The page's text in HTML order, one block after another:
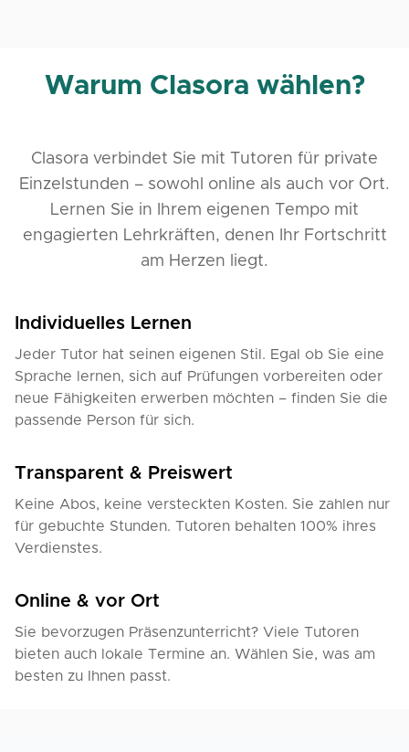
Warum Clasora wählen?
Clasora verbindet Sie mit Tutoren für private
Einzelstunden – sowohl online als auch vor Ort.
Lernen Sie in Ihrem eigenen Tempo mit
engagierten Lehrkräften, denen Ihr Fortschritt
am Herzen liegt.
Individuelles Lernen
Jeder Tutor hat seinen eigenen Stil. Egal ob Sie eine
Sprache lernen, sich auf Prüfungen vorbereiten oder
neue Fähigkeiten erwerben möchten – finden Sie die
passende Person für sich.
Transparent & Preiswert
Keine Abos, keine versteckten Kosten. Sie zahlen nur
für gebuchte Stunden. Tutoren behalten 100% ihres
Verdienstes.
Online & vor Ort
Sie bevorzugen Präsenzunterricht? Viele Tutoren
bieten auch lokale Termine an. Wählen Sie, was am
besten zu Ihnen passt.